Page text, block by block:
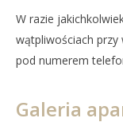
W razie
wątpliwościach
pod numerem
Galeria